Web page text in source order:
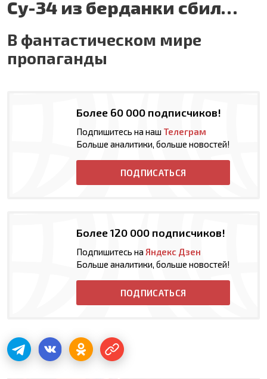
Су-34 из берданки сбил…
В фантастическом мире
пропаганды
Более 60 000 подписчиков!
Подпишитесь на наш Телеграм
Больше аналитики, больше новостей!
ПОДПИСАТЬСЯ
Более 120 000 подписчиков!
Подпишитесь на Яндекс Дзен
Больше аналитики, больше новостей!
ПОДПИСАТЬСЯ